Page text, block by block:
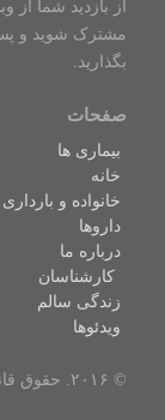
از بازدید شما از
مشترک شوید و
بگذارید.
صفحات
بیماری ها
خانه
خانواده و بارداری
داروها
درباره ما
کارشناسان
زندگی سالم
ویدئوها
© ۲۰۱۶. حقوق قانونی محفوظ است.